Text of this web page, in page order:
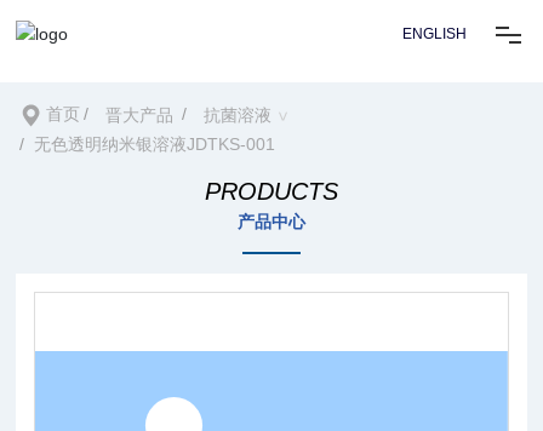
ENGLISH
首页
首页 晋大产品
抗菌溶液
无色透明纳米银溶液JDTKS-001
PRODUCTS
产品中心